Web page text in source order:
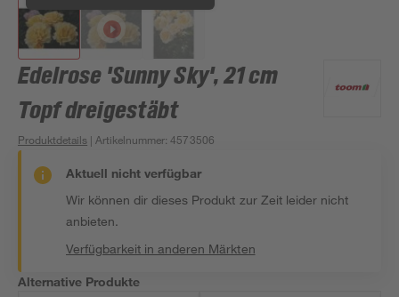
Edelrose 'Sunny Sky', 21 cm
Topf dreigestäbt
Produktdetails | Artikelnummer:4573506
Aktuell nicht verfügbar
Wir können dir dieses Produkt zur Zeit leider nicht
anbieten.
Verfügbarkeit in anderen Märkten
Alternative Produkte